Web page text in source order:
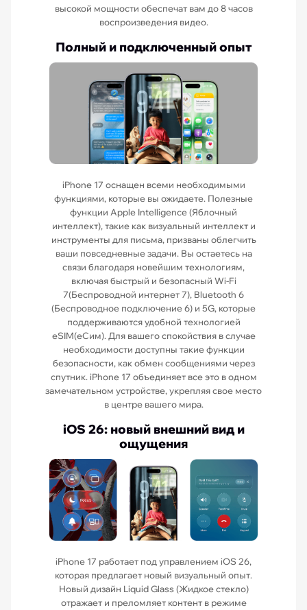
высокой мощности обеспечат вам до 8 часов
воспроизведения видео.
Полный и подключенный опыт
iPhone 17 оснащен всеми необходимыми
функциями, которые вы ожидаете. Полезные
функции Apple Intelligence (Яблочный
интеллект), такие как визуальный интеллект и
инструменты для письма, призваны облегчить
ваши повседневные задачи. Вы остаетесь на
связи благодаря новейшим технологиям,
включая быстрый и безопасный Wi-Fi
7(Беспроводной интернет 7), Bluetooth 6
(Беспроводное подключение 6) и 5G, которые
поддерживаются удобной технологией
eSIM(еСим). Для вашего спокойствия в случае
необходимости доступны такие функции
безопасности, как обмен сообщениями через
спутник. iPhone 17 объединяет все это в одном
замечательном устройстве, укрепляя свое место
в центре вашего мира.
iOS 26: новый внешний вид и
ощущения
iPhone 17 работает под управлением iOS 26,
которая предлагает новый визуальный опыт.
Новый дизайн Liquid Glass (Жидкое стекло)
отражает и преломляет контент в режиме